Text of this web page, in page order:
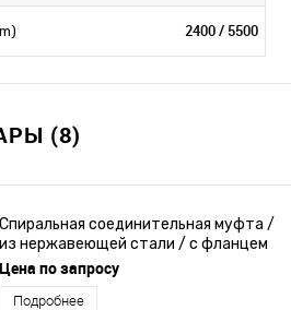
2400 / 5500
(8)
Спиральная соединительная муфта /
из нержавеющей стали / с фланцем
Цена по запросу
Подробнее